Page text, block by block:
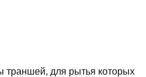
траншей, для рытья которых